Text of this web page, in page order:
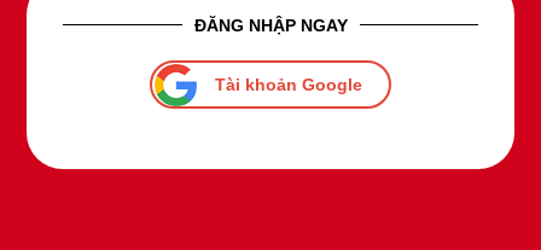
ĐĂNG NHẬP NGAY
Tài khoản Google